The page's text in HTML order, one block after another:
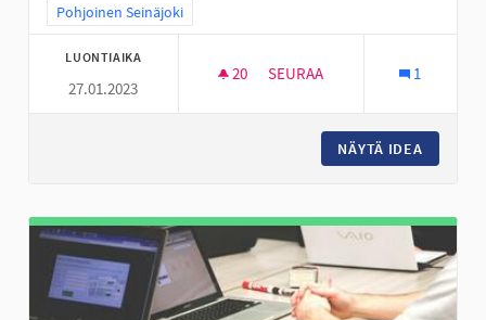
Rajaa tulokset teeman mukaan: Pohjoinen Seinäjoki
Pohjoinen Seinäjoki
LUONTIAIKA
27.01.2023
20 20 SEURAAJAA
SEURAA 1
NÄYTÄ IDEA